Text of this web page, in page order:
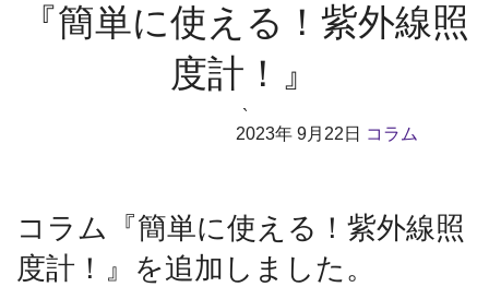
『簡単に使える！紫外線照
度計！』
`
2023年 9月22日 コラム
コラム『簡単に使える！紫外線照
度計！』を追加しました。